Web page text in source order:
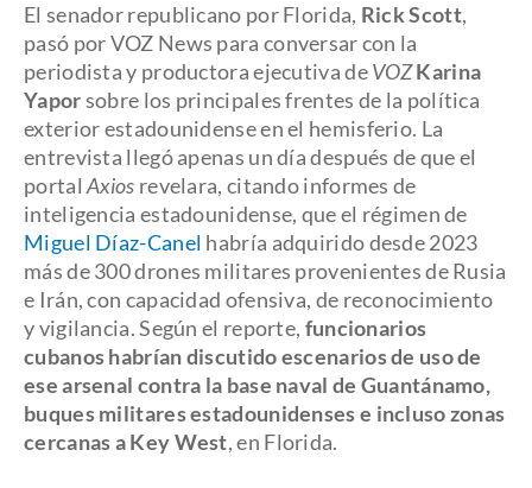
El senador republicano por Florida, Rick Scott,
pasó por VOZ News para conversar con la
periodista y productora ejecutiva deVOZKarina
Yaporsobre los principales frentes de la política
exterior estadounidense en el hemisferio. La
entrevista llegó apenas un día después de que el
portalAxios revelara, citando informes de
inteligencia estadounidense, que el régimen de
Miguel Díaz-Canel habría adquirido desde 2023
más de 300 drones militares provenientes de Rusia
e Irán, con capacidad ofensiva, de reconocimiento
y vigilancia. Según el reporte, funcionarios
cubanos habrían discutido escenarios de uso de
ese arsenal contra la base naval de Guantánamo,
buques militares estadounidenses e incluso zonas
cercanas a Key West, en Florida.